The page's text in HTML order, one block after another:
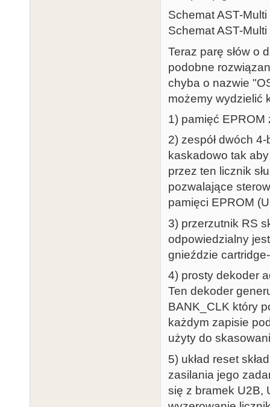
Schemat AST-
Schemat AST-
Teraz parę słów o
podobne
chyba o nazwie
możemy wydzielić
1) pamięć
2) zespół dwóch
kaskadowo tak
przez ten licznik
pozwalające
pamięci EPROM
3) przerzutnik RS
odpowiedzialny
gnieździe
4) prosty dekoder
Ten dekoder
BANK_CLK który
każdym zapisie
użyty do
5) układ reset
zasilania jego
się z bramek U2B,